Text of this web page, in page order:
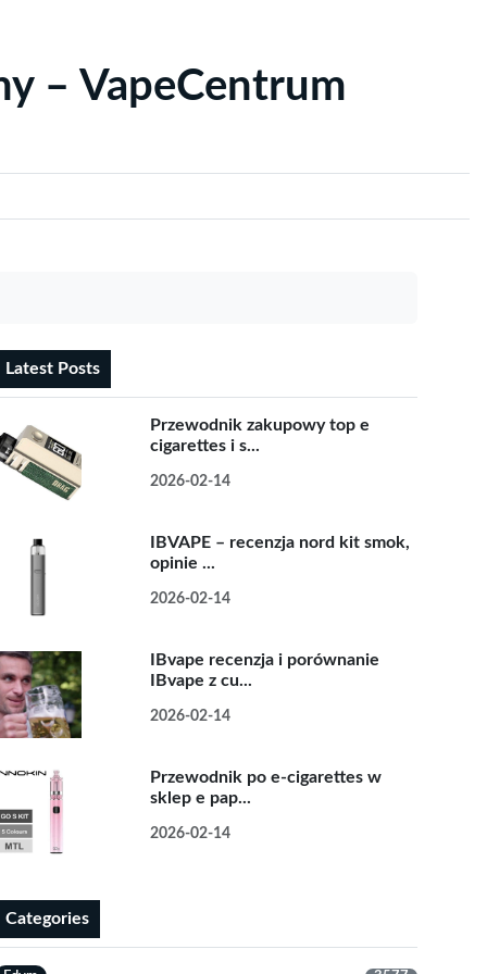
– VapeCentrum
Latest Posts
Przewodnik zakupowy top e
cigarettes i s...
2026-02-14
IBVAPE – recenzja nord kit smok,
opinie ...
2026-02-14
IBvape recenzja i porównanie
IBvape z cu...
2026-02-14
Przewodnik po e-cigarettes w
sklep e pap...
2026-02-14
Categories